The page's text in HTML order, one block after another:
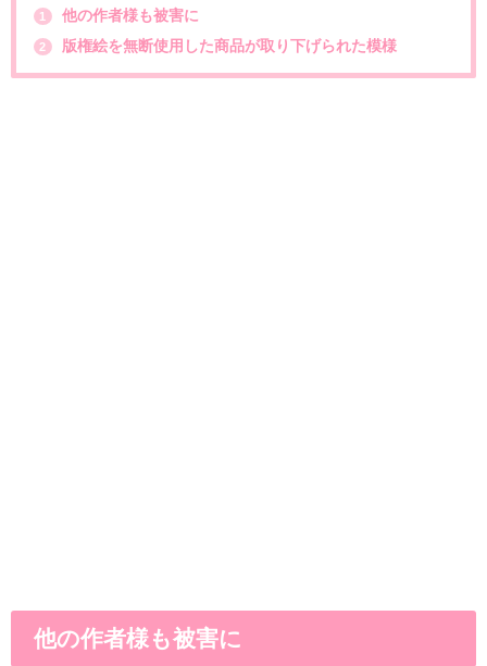
1 他の作者様も被害に
2 版権絵を無断使用した商品が取り下げられた模様
他の作者様も被害に